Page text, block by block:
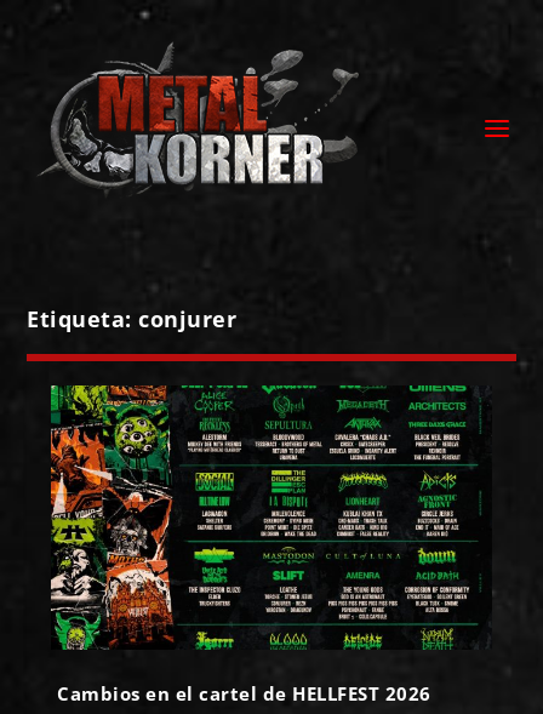
Etiqueta:conjurer
Cambios en el cartel de HELLFEST 2026